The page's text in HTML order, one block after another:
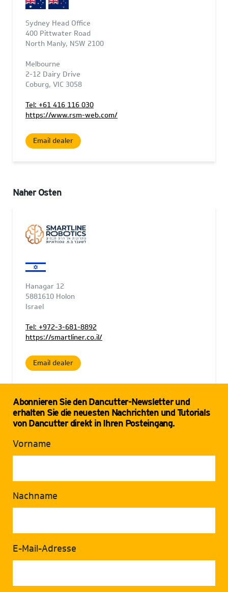
Sydney Head Office
400 Pittwater Road
North Manly, NSW 2100
Melbourne
2-12 Dairy Drive
Coburg, VIC 3058
Tel: +61 416 116 030
https://www.rsm-web.com/
Email dealer
Naher Osten
Hanagar 12
5881610 Holon
Israel
Tel: +972-3-681-8892
https://smartliner.co.il/
Email dealer
Abonnieren Sie den Dancutter-Newsletter und
erhalten Sie die neuesten Nachrichten und Tutorials
von Dancutter direkt in Ihren Posteingang.
Vorname
Nachname
E-Mail-Adresse